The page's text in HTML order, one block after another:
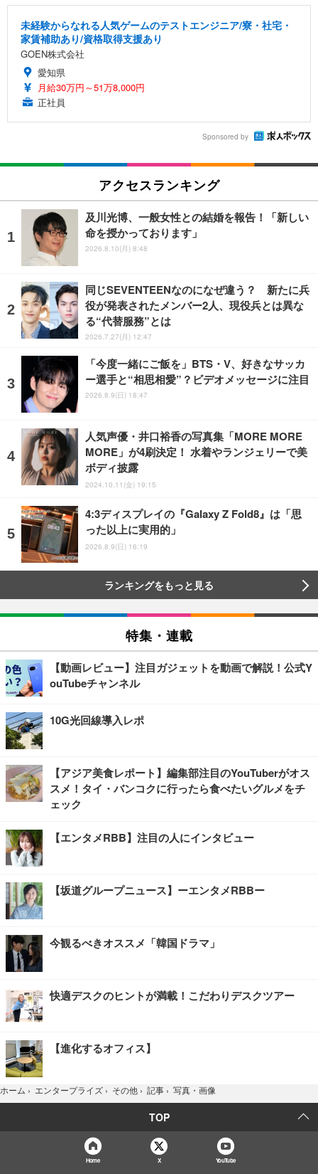
未経験からなれる人気ゲームのテストエンジニア/寮・社宅・
家賃補助あり/資格取得支援あり
GOEN株式会社
愛知県
月給30万円～51万8,000円
正社員
Sponsored by
アクセスランキング
及川光博、一般女性との結婚を報告！「新しい
命を授かっております」
2026.8.10(月) 8:48
同じSEVENTEENなのになぜ違う？ 新たに兵
役が発表されたメンバー2人、現役兵とは異な
る“代替服務”とは
2026.7.27(月) 12:47
「今度一緒にご飯を」BTS・V、好きなサッカ
ー選手と“相思相愛”？ビデオメッセージに注目
2026.8.9(日) 18:47
人気声優・井口裕香の写真集「MORE MORE
MORE」が4刷決定！ 水着やランジェリーで美
ボディ披露
2024.10.11(金) 19:15
4:3ディスプレイの『Galaxy Z Fold8』は「思
った以上に実用的」
2026.8.9(日) 16:19
ランキングをもっと見る
特集・連載
【動画レビュー】注目ガジェットを動画で解説！公式Y
ouTubeチャンネル
10G光回線導入レポ
【アジア美食レポート】編集部注目のYouTuberがオス
スメ！タイ・バンコクに行ったら食べたいグルメをチ
ェック
【エンタメRBB】注目の人にインタビュー
【坂道グループニュース】ーエンタメRBBー
今観るべきオススメ「韓国ドラマ」
快適デスクのヒントが満載！こだわりデスクツアー
【進化するオフィス】
ホーム › エンタープライズ › その他 › 記事 › 写真・画像
TOP
Home X YouTube